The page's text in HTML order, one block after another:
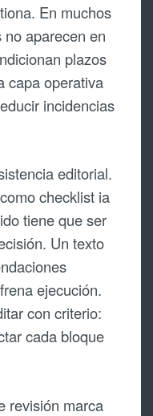
En muchos
aparecen en
plazos
capa operativa
incidencias
editorial.
checklist ia
tiene que ser
Un texto
ejecución.
con criterio:
cada bloque
revisión marca